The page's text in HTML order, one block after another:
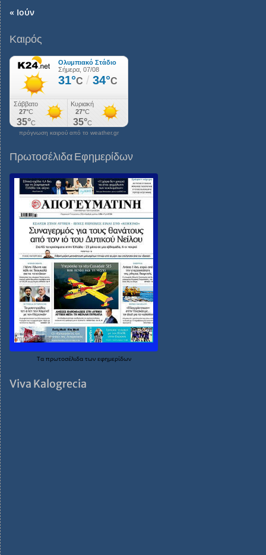
« Ιούν
Καιρός
πρόγνωση καιρού από το weather.gr
Πρωτοσέλιδα Εφημερίδων
Τα πρωτοσέλιδα των εφημερίδων
Viva Kalogrecia